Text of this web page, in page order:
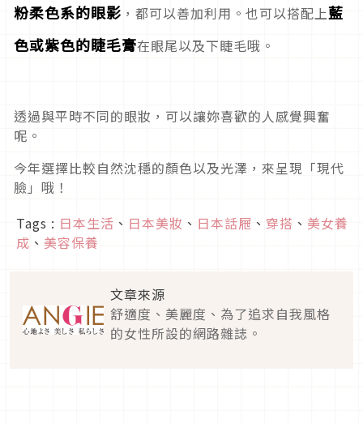
粉柔色系的眼影 ，都可以善加利用。也可以搭配上藍
色或紫色的睫毛膏在眼尾以及下睫毛哦。
透過與平時不同的眼妝，可以讓妳喜歡的人感覺興奮
呢。
今年選擇比較自然沈穩的顏色以及光澤，來呈現「現代
臉」哦！
Tags : 日本生活 、 日本美妝 、 日本話屜 、 穿搭 、 美女養
成 、 美容保養
文章來源
舒適度、美麗度、為了追求自我風格
的女性所設的網路雜誌。